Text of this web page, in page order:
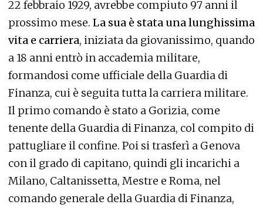
22 febbraio 1929, avrebbe compiuto 97 anni il
prossimo mese. La sua è stata una lunghissima
vita e carriera, iniziata da giovanissimo, quando
a 18 anni entrò in accademia militare,
formandosi come ufficiale della Guardia di
Finanza, cui è seguita tutta la carriera militare.
Il primo comando è stato a Gorizia, come
tenente della Guardia di Finanza, col compito di
pattugliare il confine. Poi si trasferì a Genova
con il grado di capitano, quindi gli incarichi a
Milano, Caltanissetta, Mestre e Roma, nel
comando generale della Guardia di Finanza,